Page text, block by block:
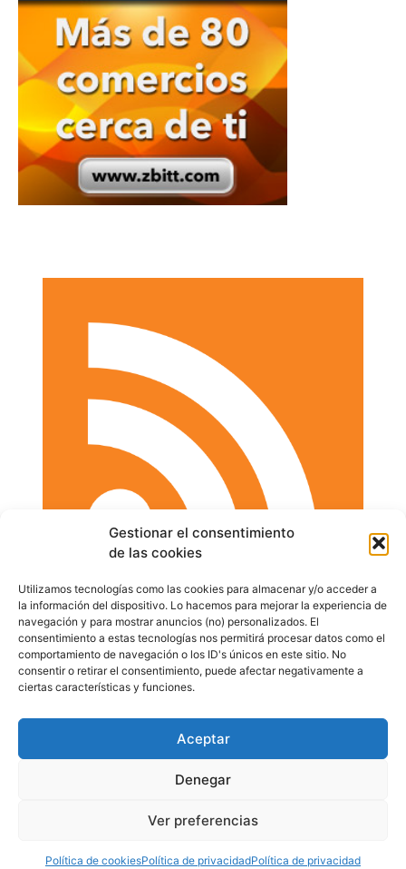
Gestionar el consentimiento
de las cookies
Utilizamos tecnologías como las cookies para almacenar y/o acceder a
la información del dispositivo. Lo hacemos para mejorar la experiencia de
navegación y para mostrar anuncios (no) personalizados. El
consentimiento a estas tecnologías nos permitirá procesar datos como el
comportamiento de navegación o los ID's únicos en este sitio. No
consentir o retirar el consentimiento, puede afectar negativamente a
ciertas características y funciones.
Aceptar
Denegar
Ver preferencias
Política de cookiesPolítica de privacidadPolítica de privacidad
RSS
Error de RSS:Retrieved unsupported status code
"404"
Todos los derechos reservados.
Política de cookies (UE)